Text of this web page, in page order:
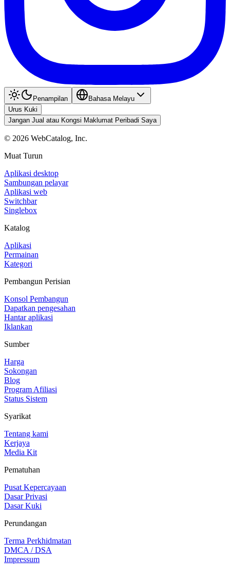
Penampilan
Bahasa Melayu
Urus Kuki
Jangan Jual atau Kongsi Maklumat Peribadi Saya
© 2026 WebCatalog, Inc.
Muat Turun
Aplikasi desktop
Sambungan pelayar
Aplikasi web
Switchbar
Singlebox
Katalog
Aplikasi
Permainan
Kategori
Pembangun Perisian
Konsol Pembangun
Dapatkan pengesahan
Hantar aplikasi
Iklankan
Sumber
Harga
Sokongan
Blog
Program Afiliasi
Status Sistem
Syarikat
Tentang kami
Kerjaya
Media Kit
Pematuhan
Pusat Kepercayaan
Dasar Privasi
Dasar Kuki
Perundangan
Terma Perkhidmatan
DMCA / DSA
Impressum